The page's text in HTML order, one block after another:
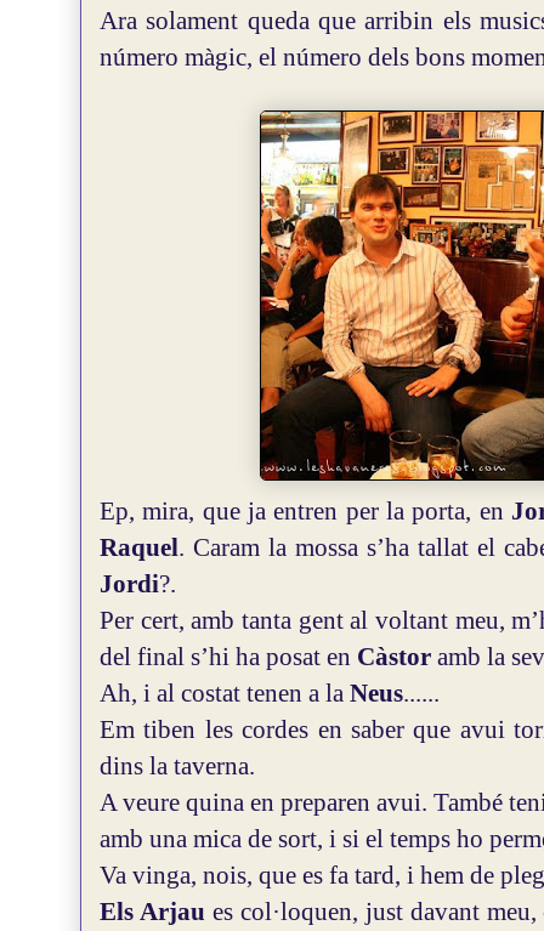
Ara solament queda que arribin els
número màgic, el número dels bons
Ep, mira, que ja entren per la porta, en
Raquel. Caram la mossa s’ha tallat el
Jordi?.
Per cert, amb tanta gent al voltant meu,
del final s’hi ha posat en Càstor amb la
Ah, i al costat tenen a la Neus......
Em tiben les cordes en saber que avui
dins la taverna.
A veure quina en preparen avui. També
amb una mica de sort, i si el temps ho
Va vinga, nois, que es fa tard, i hem de
Els Arjau es col·loquen, just davant